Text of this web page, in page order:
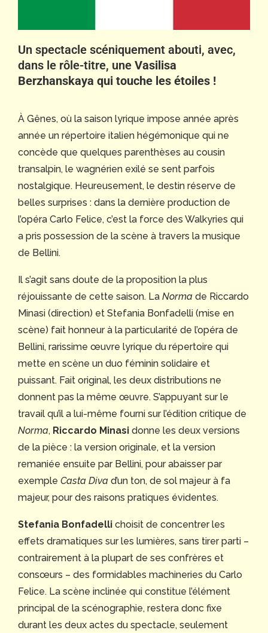
Un spectacle scéniquement abouti, avec,
dans le rôle-titre, une Vasilisa
Berzhanskaya qui touche les étoiles !
À Gênes, où la saison lyrique impose année après
année un répertoire italien hégémonique qui ne
concède que quelques parenthèses au cousin
transalpin, le wagnérien exilé se sent parfois
nostalgique. Heureusement, le destin réserve de
belles surprises : dans la dernière production de
l’opéra Carlo Felice, c’est la force des Walkyries qui
a pris possession de la scène à travers la musique
de Bellini.
Il s’agit sans doute de la proposition la plus
réjouissante de cette saison. La Norma de Riccardo
Minasi (direction) et Stefania Bonfadelli (mise en
scène) fait honneur à la particularité de l’opéra de
Bellini, rarissime œuvre lyrique du répertoire qui
mette en scène un duo féminin solidaire et
puissant. Fait original, les deux distributions ne
donnent pas la même œuvre. S’appuyant sur le
travail qu’il a lui-même fourni sur l’édition critique de
Norma, Riccardo Minasi donne les deux versions
de la pièce : la version originale, et la version
remaniée ensuite par Bellini, pour abaisser par
exemple Casta Diva d’un ton, de sol majeur à fa
majeur, pour des raisons pratiques évidentes.
Stefania Bonfadelli choisit de concentrer les
effets dramatiques sur les lumières, sans tirer parti –
contrairement à la plupart de ses confrères et
consœurs – des formidables machineries du Carlo
Felice. La scène inclinée qui constitue l’élément
principal de la scénographie, restera donc fixe
durant les deux actes du spectacle, seulement